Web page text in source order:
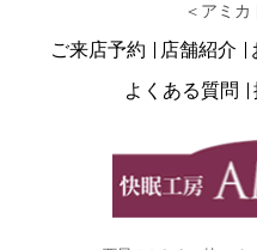
＜アミカ
ご来店予約 店舗紹介
よくある質問